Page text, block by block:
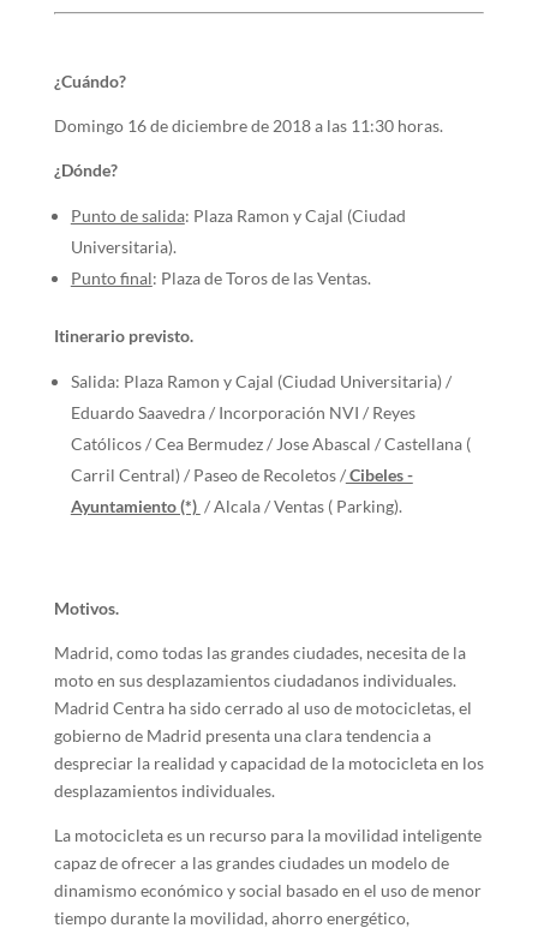
¿Cuándo?
Domingo 16 de diciembre de 2018 a las 11:30 horas.
¿Dónde?
Punto de salida: Plaza Ramon y Cajal (Ciudad
Universitaria).
Punto final: Plaza de Toros de las Ventas.
Itinerario previsto.
Salida: Plaza Ramon y Cajal (Ciudad Universitaria) /
Eduardo Saavedra / Incorporación NVI / Reyes
Católicos / Cea Bermudez / Jose Abascal / Castellana (
Carril Central) / Paseo de Recoletos /Cibeles -
Ayuntamiento (*) / Alcala / Ventas ( Parking).
Motivos.
Madrid, como todas las grandes ciudades, necesita de la
moto en sus desplazamientos ciudadanos individuales.
Madrid Centra ha sido cerrado al uso de motocicletas, el
gobierno de Madrid presenta una clara tendencia a
despreciar la realidad y capacidad de la motocicleta en los
desplazamientos individuales.
La motocicleta es un recurso para la movilidad inteligente
capaz de ofrecer a las grandes ciudades un modelo de
dinamismo económico y social basado en el uso de menor
tiempo durante la movilidad, ahorro energético,